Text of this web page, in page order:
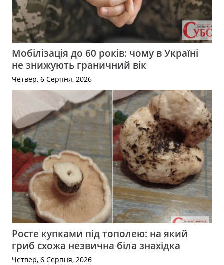
Мобілізація до 60 років: чому в Україні
не знижують граничний вік
Четвер, 6 Серпня, 2026
Росте купками під тополею: на який
гриб схожа незвична біла знахідка
Четвер, 6 Серпня, 2026